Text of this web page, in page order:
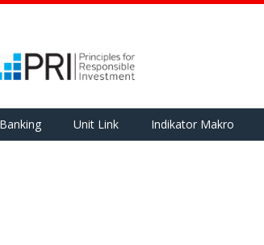
Banking Unit Link Indikator Makro